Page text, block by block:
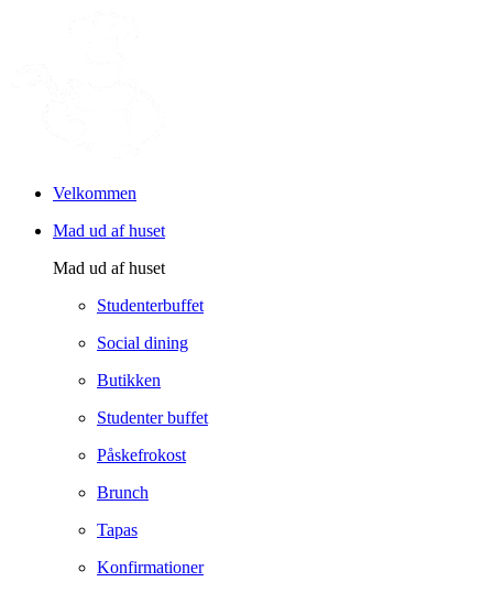
Velkommen
Mad ud af huset
Mad ud af huset
Studenterbuffet
Social dining
Butikken
Studenter buffet
Påskefrokost
Brunch
Tapas
Konfirmationer